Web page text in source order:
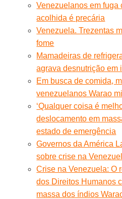
Venezuelanos em fuga
acolhida é precária
Venezuela. Trezentas
fome
Mamadeiras de
agrava desnutrição em
Em busca de comida,
venezuelanos Warao
‘Qualquer coisa é
deslocamento em
estado de emergência
Governos da América
sobre crise na
Crise na Venezuela: O
dos Direitos Humanos
massa dos índios